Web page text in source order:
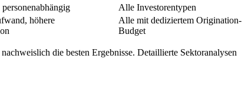
Alle Investorentypen
höhere
Alle mit dediziertem Origination-
Budget
die besten Ergebnisse. Detaillierte Sektoranalysen